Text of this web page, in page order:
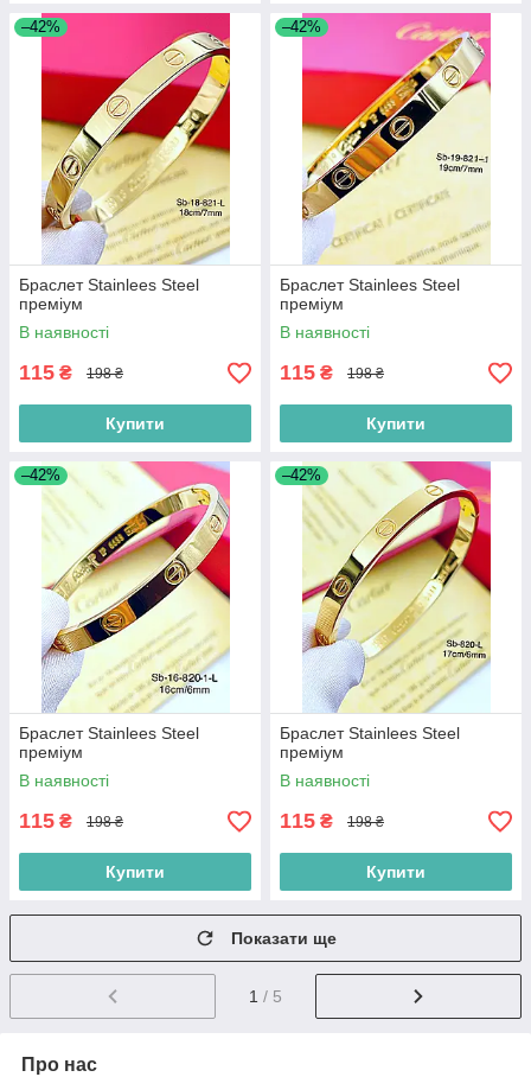
–42%
Браслет Stainlees Steel
преміум
В наявності
115 ₴ 198 ₴
Купити
–42%
Браслет Stainlees Steel
преміум
В наявності
115 ₴ 198 ₴
Купити
–42%
Браслет Stainlees Steel
преміум
В наявності
115 ₴ 198 ₴
Купити
–42%
Браслет Stainlees Steel
преміум
В наявності
115 ₴ 198 ₴
Купити
Показати ще
1 / 5
Про нас